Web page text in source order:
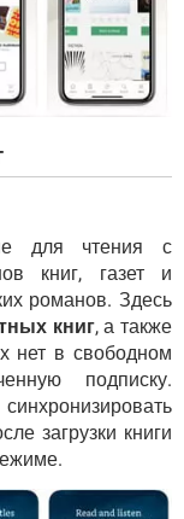
для чтения с
книг, газет и
романов. Здесь
книг, а также
нет в свободном
подписку.
загрузки книги